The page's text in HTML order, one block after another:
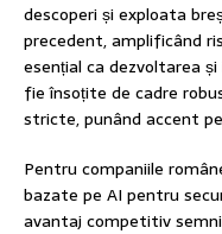
descoperi și exploata
precedent, amplificând
esențial ca dezvoltarea
fie însoțite de cadre
stricte, punând accent
Pentru companiile
bazate pe AI pentru
avantaj competitiv